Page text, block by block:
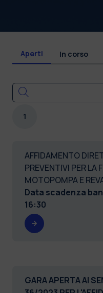
Aperti In corso
1
AFFIDAMENTO
PREVENTIVI PER LA
MOTOPOMPA E
Data scadenza
16:30
GARA APERTA AI